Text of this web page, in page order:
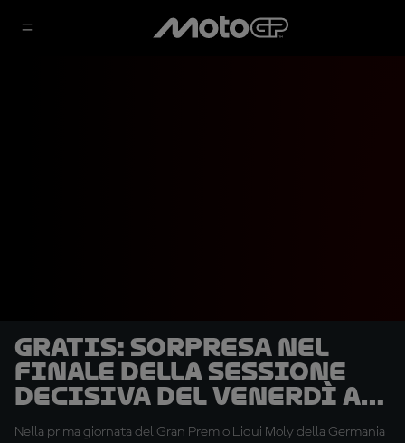
GRATIS: sorpresa nel
finale della sessione
decisiva del venerdì al
Sachsenring
Nella prima giornata del Gran Premio Liqui Moly della Germania